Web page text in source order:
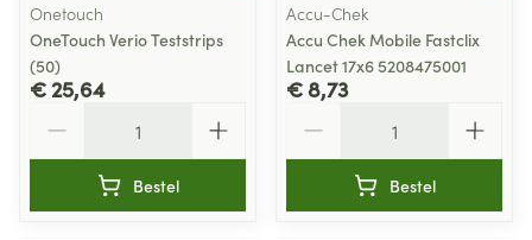
Onetouch
OneTouch Verio Teststrips
(50)
€ 25,64
Bestel
Accu-Chek
Accu Chek Mobile Fastclix
Lancet 17x6 5208475001
€ 8,73
Bestel